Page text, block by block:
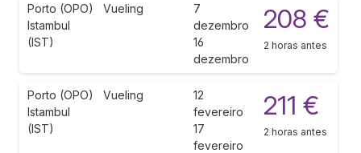
Porto (OPO)
Istambul
(IST)
Vueling
7
dezembro
16
dezembro
208 €
2 horas antes
Porto (OPO)
Istambul
(IST)
Vueling
12
fevereiro
17
fevereiro
211 €
2 horas antes